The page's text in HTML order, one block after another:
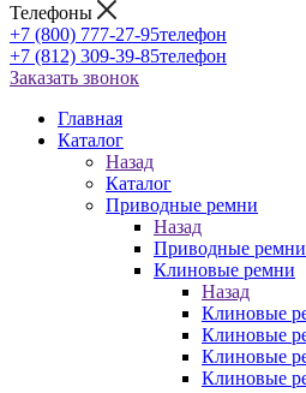
Телефоны
+7 (800) 777-27-95телефон
+7 (812) 309-39-85телефон
Заказать звонок
Главная
Каталог
Назад
Каталог
Приводные ремни
Назад
Приводные ремни
Клиновые ремни
Назад
Клиновые
Клиновые
Клиновые
Клиновые